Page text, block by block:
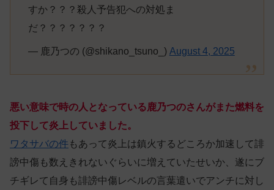
すか？？？殺人予告犯への対処ま
だ？？？？？？？
— 鹿乃つの (@shikano_tsuno_) August 4, 2025
悪い意味で時の人となっている鹿乃つのさんがまた燃料を
投下して炎上していました。
ワタサバの件もあって炎上は鎮火するどころか加速して誹
謗中傷も数えきれないぐらいに増えていたせいか、遂にブ
チギレて自身も誹謗中傷レベルの言葉遣いでアンチに対し